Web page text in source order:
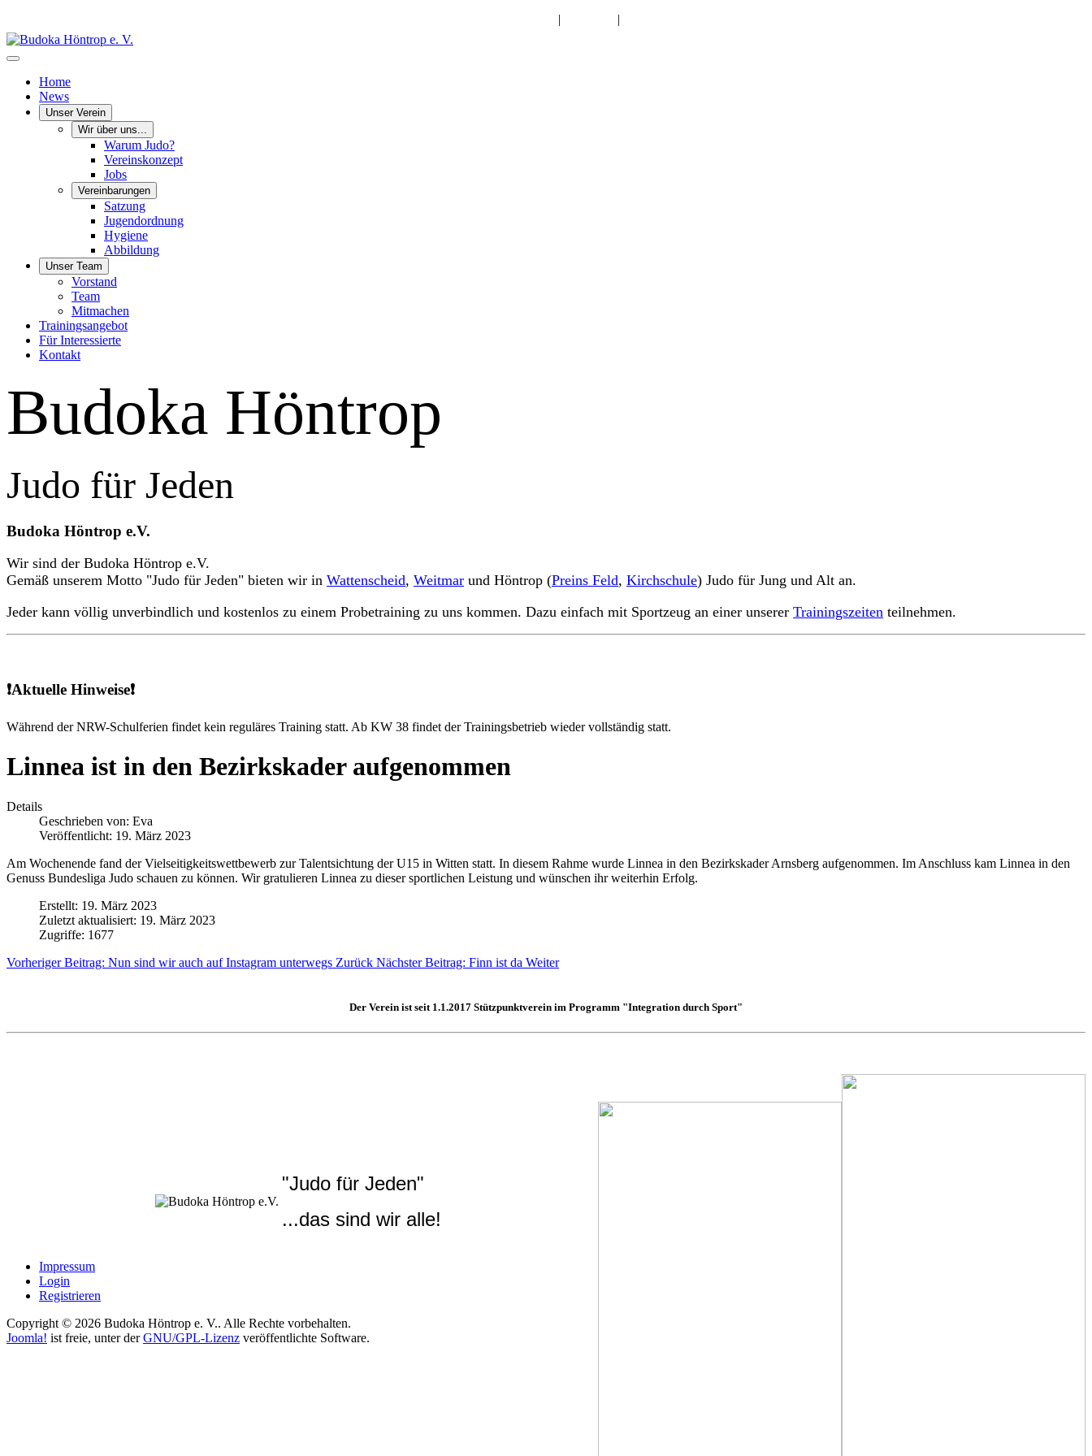
| |
Home
News
Unser Verein
Wir über uns...
Warum Judo?
Vereinskonzept
Jobs
Vereinbarungen
Satzung
Jugendordnung
Hygiene
Abbildung
Unser Team
Vorstand
Team
Mitmachen
Trainingsangebot
Für Interessierte
Kontakt
Budoka Höntrop
Judo für Jeden
Budoka Höntrop e.V.
Wir sind der Budoka Höntrop e.V.
Gemäß unserem Motto "Judo für Jeden" bieten wir in Wattenscheid, Weitmar und Höntrop (Preins Feld, Kirchschule) Judo für Jung und Alt an.
Jeder kann völlig unverbindlich und kostenlos zu einem Probetraining zu uns kommen. Dazu einfach mit Sportzeug an einer unserer Trainingszeiten teilnehmen.
❗Aktuelle Hinweise❗
Während der NRW-Schulferien findet kein reguläres Training statt. Ab KW 38 findet der Trainingsbetrieb wieder vollständig statt.
Linnea ist in den Bezirkskader aufgenommen
Details
Geschrieben von: Eva
Veröffentlicht: 19. März 2023
Am Wochenende fand der Vielseitigkeitswettbewerb zur Talentsichtung der U15 in Witten statt. In diesem Rahme wurde Linnea in den Bezirkskader Arnsberg aufgenommen. Im Anschluss kam Linnea in den
Genuss Bundesliga Judo schauen zu können. Wir gratulieren Linnea zu dieser sportlichen Leistung und wünschen ihr weiterhin Erfolg.
Erstellt: 19. März 2023
Zuletzt aktualisiert: 19. März 2023
Zugriffe: 1677
Vorheriger Beitrag: Nun sind wir auch auf Instagram unterwegs Zurück Nächster Beitrag: Finn ist da Weiter
Der Verein ist seit 1.1.2017 Stützpunktverein im Programm "Integration durch Sport"
"Judo für Jeden"
...das sind wir alle!
Impressum
Login
Registrieren
Copyright © 2026 Budoka Höntrop e. V.. Alle Rechte vorbehalten.
Joomla! ist freie, unter derGNU/GPL-Lizenz veröffentlichte Software.